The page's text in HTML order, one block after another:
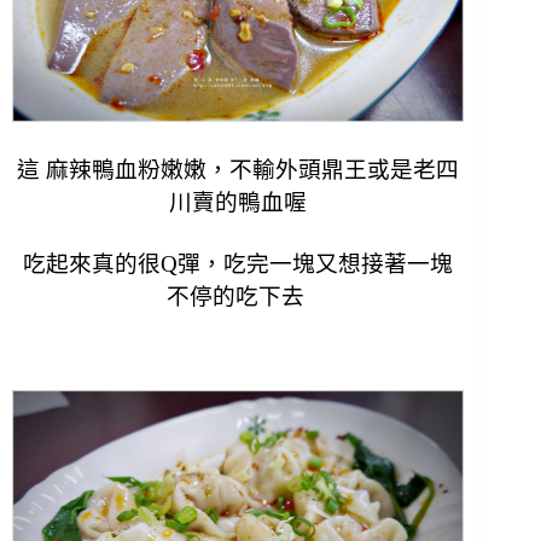
這 麻辣鴨血粉嫩嫩，不輸外頭鼎王或是老四
川賣的鴨血喔
吃起來真的很Q彈，吃完一塊又想接著一塊
不停的吃下去